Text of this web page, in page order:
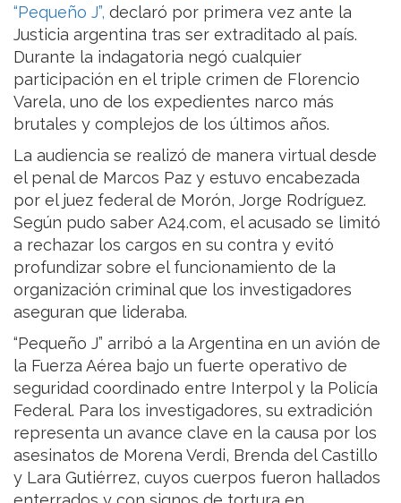
“Pequeño J”, declaró por primera vez ante la
Justicia argentina tras ser extraditado al país.
Durante la indagatoria negó cualquier
participación en el triple crimen de Florencio
Varela, uno de los expedientes narco más
brutales y complejos de los últimos años.
La audiencia se realizó de manera virtual desde
el penal de Marcos Paz y estuvo encabezada
por el juez federal de Morón, Jorge Rodríguez.
Según pudo saber A24.com, el acusado se limitó
a rechazar los cargos en su contra y evitó
profundizar sobre el funcionamiento de la
organización criminal que los investigadores
aseguran que lideraba.
“Pequeño J” arribó a la Argentina en un avión de
la Fuerza Aérea bajo un fuerte operativo de
seguridad coordinado entre Interpol y la Policía
Federal. Para los investigadores, su extradición
representa un avance clave en la causa por los
asesinatos de Morena Verdi, Brenda del Castillo
y Lara Gutiérrez, cuyos cuerpos fueron hallados